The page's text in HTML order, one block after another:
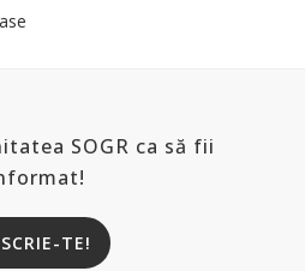
SOGR ca să fii
TE!